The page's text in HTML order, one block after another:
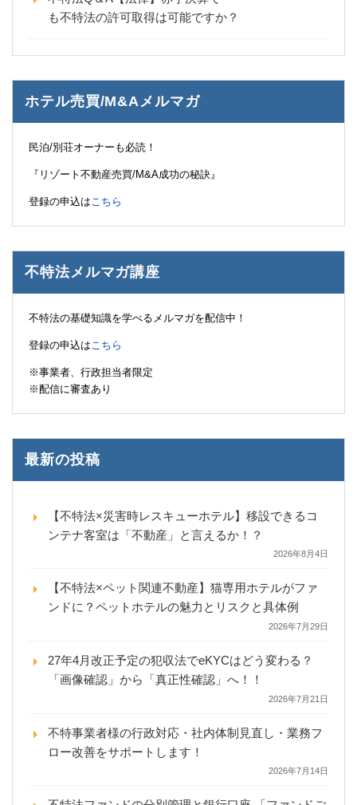
も不特法の許可取得は可能ですか？
ホテル売買/M&Aメルマガ
民泊/別荘オーナーも必読！
『リゾート不動産売買/M&A成功の秘訣』
登録の申込は こちら
不特法メルマガ講座
不特法の基礎知識を学べるメルマガを配信中！
登録の申込は こちら
※事業者、行政担当者限定
※配信に審査あり
最新の投稿
【不特法×災害時レスキューホテル】移設できるコ
ンテナ客室は「不動産」と言えるか！？
2026年8月4日
【不特法×ペット関連不動産】猫専用ホテルがファ
ンドに？ペットホテルの魅力とリスクと具体例
2026年7月29日
27年4月改正予定の犯収法でeKYCはどう変わる？
「画像確認」から「真正性確認」へ！！
2026年7月21日
不特事業者様の行政対応・社内体制見直し・業務フ
ロー改善をサポートします！
2026年7月14日